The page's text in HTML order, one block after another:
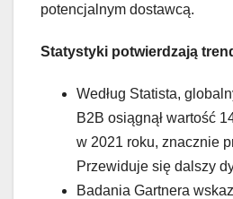
potencjalnym dostawcą.
Statystyki potwierdzają
Według Statista,
B2B osiągnął wartość
w 2021 roku, znacznie
Przewiduje się dalszy
Badania Gartnera